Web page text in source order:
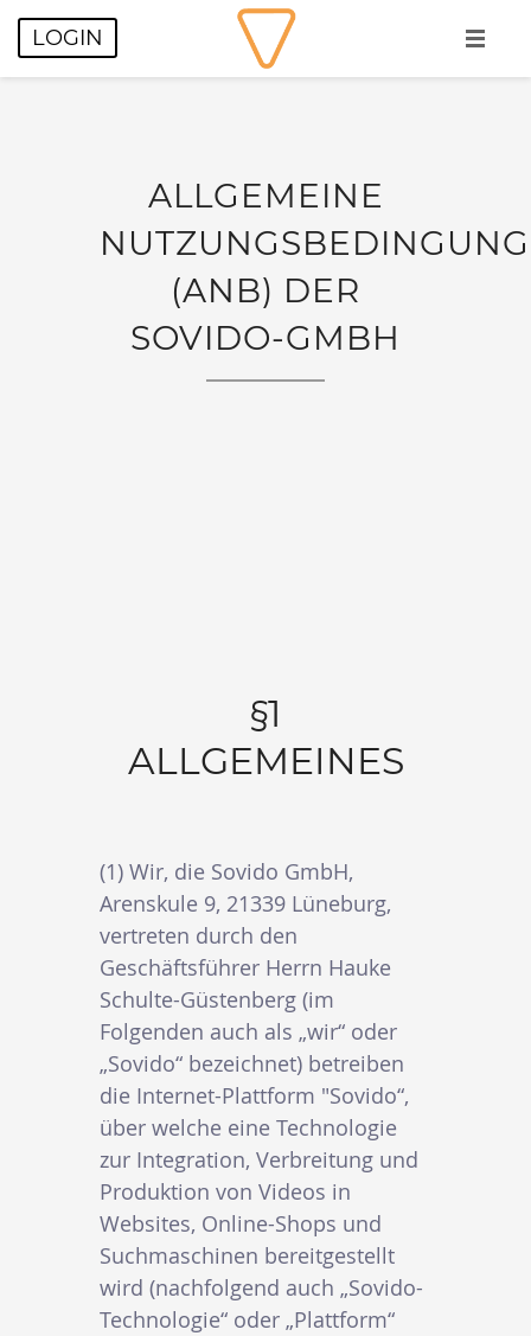
KONTAKT
LOGIN
ALLGEMEINE
(ANB) DER
SOVIDO-GMBH
§1
ALLGEMEINES
(1) Wir, die Sovido GmbH,
Arenskule 9, 21339 Lüneburg,
vertreten durch den
Geschäftsführer Herrn Hauke
Schulte-Güstenberg (im
Folgenden auch als „wir“ oder
„Sovido“ bezeichnet) betreiben
die Internet-Plattform "Sovido“,
über welche eine Technologie
zur Integration, Verbreitung und
Produktion von Videos in
Websites, Online-Shops und
Suchmaschinen bereitgestellt
wird (nachfolgend auch „Sovido-
Technologie“ oder „Plattform“